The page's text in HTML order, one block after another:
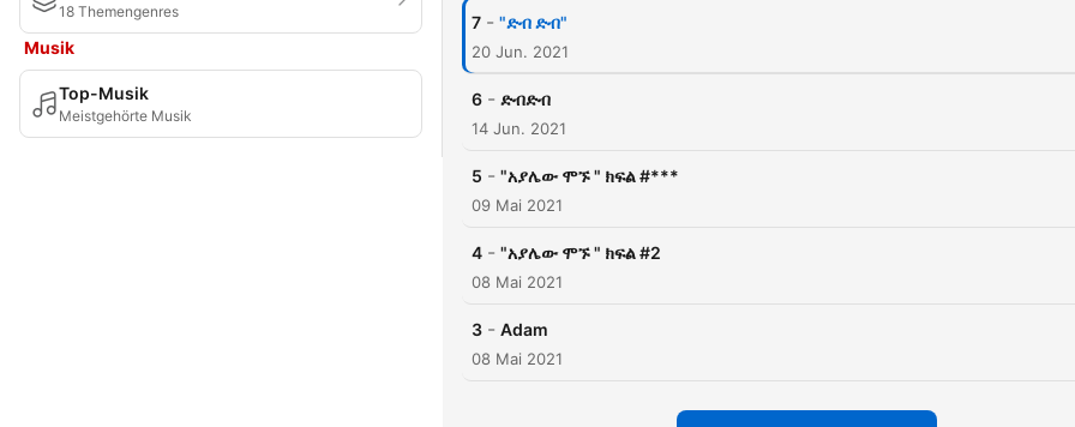
18 Themengenres
Musik
Top-Musik
Meistgehörte Musik
7 - "ድብ ድብ"
20 Jun. 2021
6 - ድብድብ
14 Jun. 2021
5 - "አያሌው ሞኙ " ክፍል #***
09 Mai 2021
4 - "አያሌው ሞኙ " ክፍል #2
08 Mai 2021
3 - Adam
08 Mai 2021